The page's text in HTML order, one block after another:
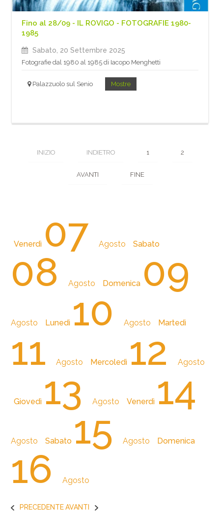
Fino al 28/09 - IL ROVIGO - FOTOGRAFIE 1980-
1985
Sabato, 20 Settembre 2025
Fotografie dal 1980 al 1985 di Iacopo Menghetti
Palazzuolo sul Senio Mostre
INIZIO INDIETRO 1 2
AVANTI FINE
Venerdì 07Agosto Sabato
08Agosto Domenica 09
Agosto Lunedì 10Agosto Martedì
11Agosto Mercoledì 12Agosto
Giovedì 13Agosto Venerdì 14
Agosto Sabato 15Agosto Domenica
16Agosto
PRECEDENTE AVANTI